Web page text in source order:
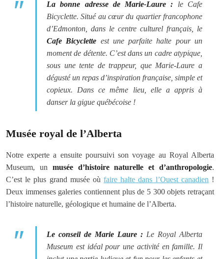
La bonne adresse de Marie-Laure : le Cafe
Bicyclette.Situé au cœur du quartier francophone
d’Edmonton, dans le centre culturel français, le
Cafe Bicyclette est une parfaite halte pour un
moment de détente. C’est dans un cadre atypique,
sous une tente de trappeur, que Marie-Laure a
dégusté un repas d’inspiration française, simple et
copieux. Dans ce même lieu, elle a appris à
danser la gigue québécoise !
Musée royal de l’Alberta
Notre experte a ensuite poursuivi son voyage au Royal Alberta
Museum, un musée d’histoire naturelle et d’anthropologie.
C’est le plus grand musée oùfaire halte dans l’Ouest canadien !
Deux immenses galeries contiennent plus de 5 300 objets retraçant
l’histoire naturelle, géologique et humaine de l’Alberta.
Le conseil de Marie Laure : Le Royal Alberta
Museum est idéal pour une activité en famille. Il